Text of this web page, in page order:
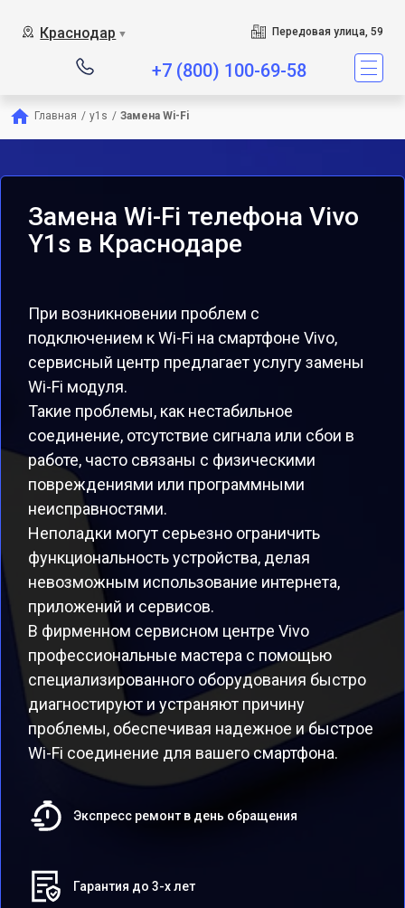
Краснодар ▼ Передовая улица, 59
+7 (800) 100-69-58
Главная / y1s / Замена Wi-Fi
Замена Wi-Fi телефона Vivo
Y1s в Краснодаре
При возникновении проблем с
подключением к Wi-Fi на смартфоне Vivo,
сервисный центр предлагает услугу замены
Wi-Fi модуля.
Такие проблемы, как нестабильное
соединение, отсутствие сигнала или сбои в
работе, часто связаны с физическими
повреждениями или программными
неисправностями.
Неполадки могут серьезно ограничить
функциональность устройства, делая
невозможным использование интернета,
приложений и сервисов.
В фирменном сервисном центре Vivo
профессиональные мастера с помощью
специализированного оборудования быстро
диагностируют и устраняют причину
проблемы, обеспечивая надежное и быстрое
Wi-Fi соединение для вашего смартфона.
Экспресс ремонт в день обращения
Гарантия до 3-х лет